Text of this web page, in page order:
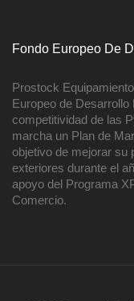
Fondo Europeo De
Prostock
Europeo de
competitividad de las
marcha un Plan de
objetivo de mejorar su
exteriores durante el
apoyo del Programa
Comercio.